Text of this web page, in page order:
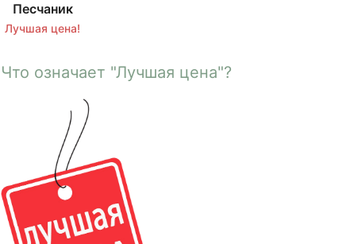
Песчаник
Лучшая цена!
Что означает "Лучшая цена"?